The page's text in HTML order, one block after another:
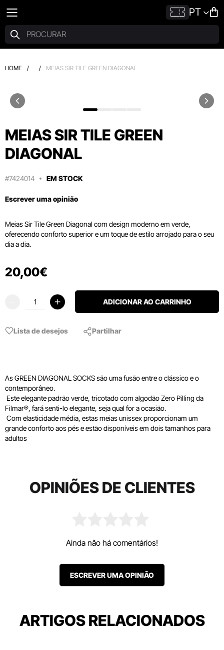
PT
HOME / / MEIAS SIR TILE GREEN DIAGONAL
MEIAS SIR TILE GREEN
DIAGONAL
#7424014 EM STOCK
Escrever uma opinião
Meias Sir Tile Green Diagonal com design moderno em verde,
oferecendo conforto superior e um toque de estilo arrojado para o seu
dia a dia.
20,00€
ADICIONAR AO CARRINHO
Lista de desejos Partilhar
As GREEN DIAGONAL SOCKS são uma fusão entre o clássico e o
contemporâneo.
Este elegante padrão verde, tricotado com algodão Zero Pilling da
Filmar®, fará senti-lo elegante, seja qual for a ocasião.
Com elasticidade média, estas meias unissex proporcionam um
grande conforto aos pés e estão disponíveis em dois tamanhos para
adultos
OPINIÕES DE CLIENTES
Ainda não há comentários!
ESCREVER UMA OPINIÃO
ARTIGOS RELACIONADOS